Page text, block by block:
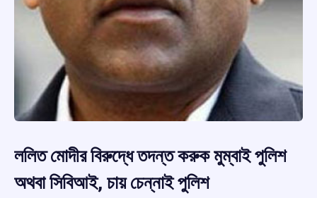
ললিত মোদীর বিরুদ্ধে তদন্ত করুক মুম্বাই পুলিশ
অথবা সিবিআই, চায় চেন্নাই পুলিশ